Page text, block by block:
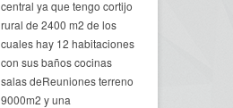
central ya que tengo cortijo
rural de 2400 m2 de los
cuales hay 12 habitaciones
con sus baños cocinas
salas deReuniones terreno
9000m2 y una